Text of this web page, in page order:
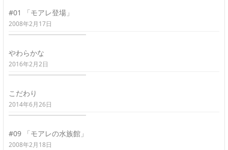
#01 「モアレ登場」
2008年2月17日
やわらかな
2016年2月2日
こだわり
2014年6月26日
#09 「モアレの水族館」
2008年2月18日